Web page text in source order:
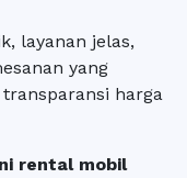
layanan jelas,
yang
harga
rental mobil